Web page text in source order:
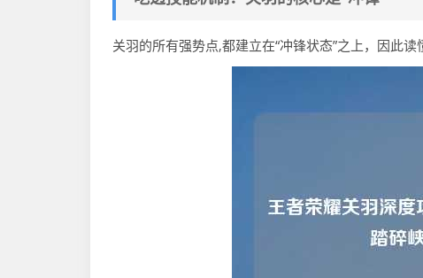
关羽的所有强势点,都建立在“冲锋状态”之上，因此读